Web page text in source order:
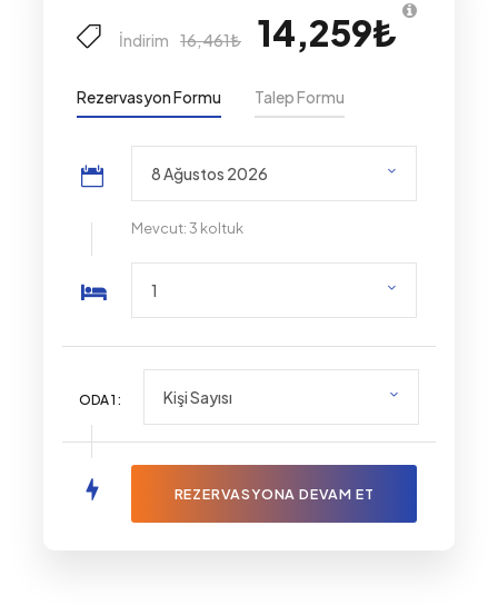
İndirim 16,461₺ 14,259₺
Rezervasyon Formu Talep Formu
Mevcut: 3 koltuk
ODA1 :